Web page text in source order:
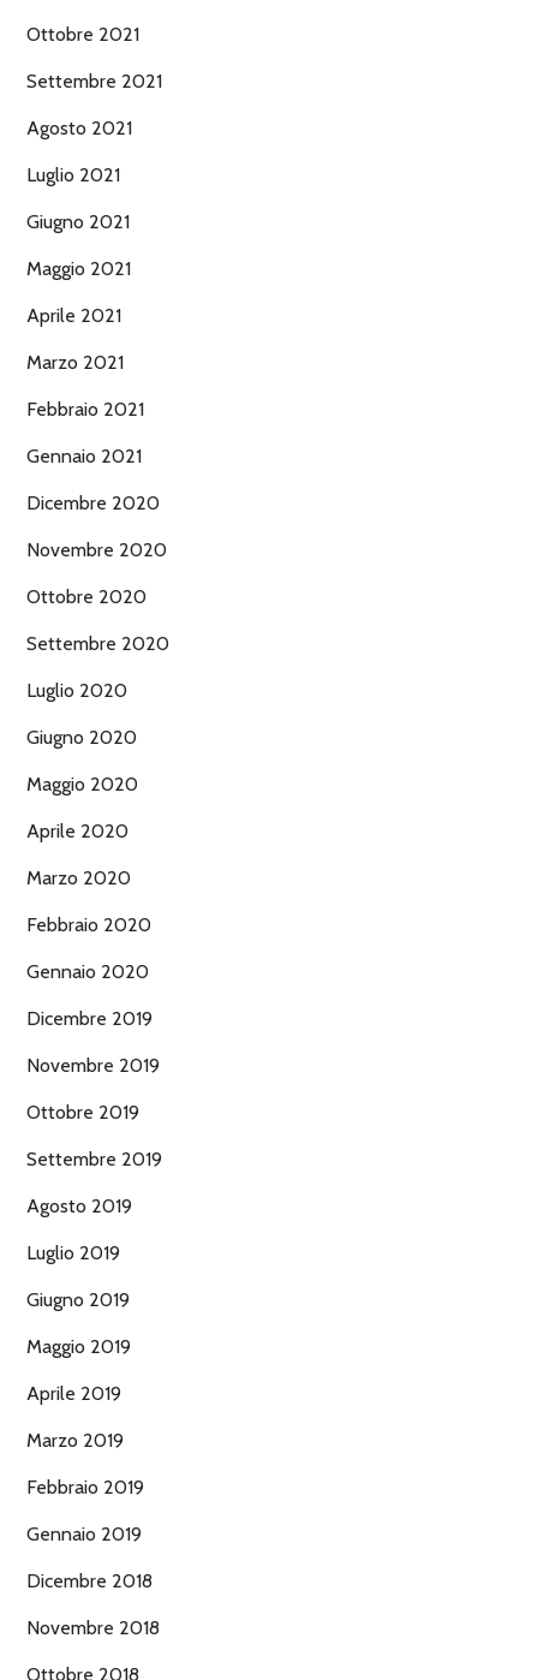
Ottobre 2021
Settembre 2021
Agosto 2021
Luglio 2021
Giugno 2021
Maggio 2021
Aprile 2021
Marzo 2021
Febbraio 2021
Gennaio 2021
Dicembre 2020
Novembre 2020
Ottobre 2020
Settembre 2020
Luglio 2020
Giugno 2020
Maggio 2020
Aprile 2020
Marzo 2020
Febbraio 2020
Gennaio 2020
Dicembre 2019
Novembre 2019
Ottobre 2019
Settembre 2019
Agosto 2019
Luglio 2019
Giugno 2019
Maggio 2019
Aprile 2019
Marzo 2019
Febbraio 2019
Gennaio 2019
Dicembre 2018
Novembre 2018
Ottobre 2018